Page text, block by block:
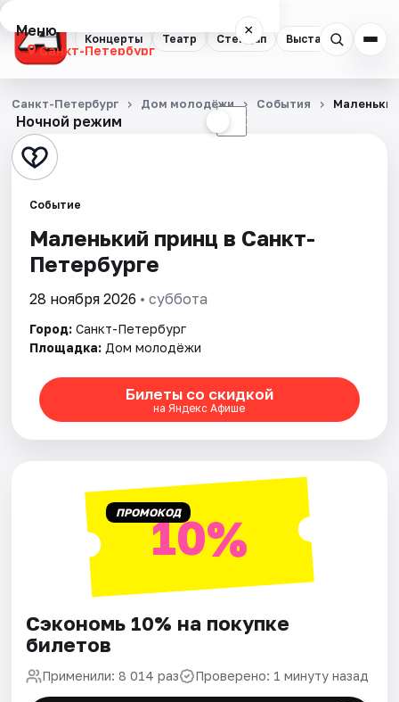
Концерты Театр Стендап Выставки
Меню ×
Санкт-Петербург
Концерты
Театр
Стендап
Квесты
Экскурсии
Спорт
События
Города
Ночной режим ☾
Санкт-Петербург Дом молодёжи События
Событие
Маленький принц в Санкт-
Петербурге
28 ноября 2026 • суббота
Город: Санкт-Петербург
Площадка: Дом молодёжи
Билеты со скидкой
на Яндекс Афише
ПРОМОКОД10%
Сэкономь 10% на покупке
билетов
Применили: 8 014 раз Проверено: 1 минуту назад